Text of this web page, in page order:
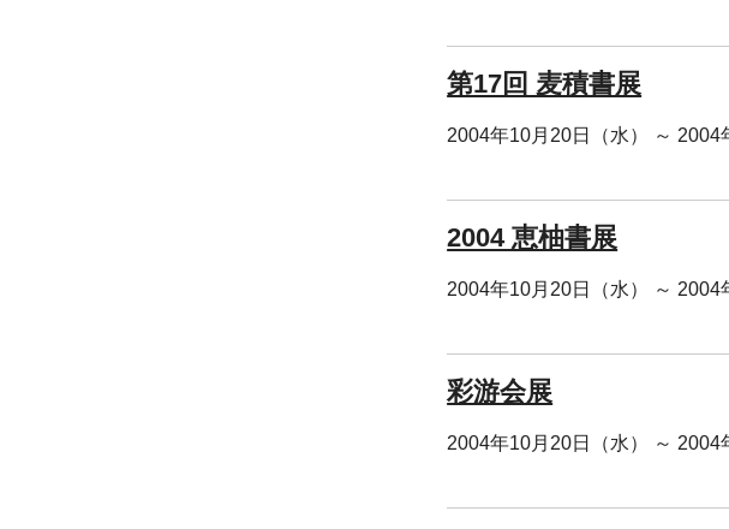
第17回 麦積書展
2004年10月20日（水） ～ 2004
2004 恵柚書展
2004年10月20日（水） ～ 2004
彩游会展
2004年10月20日（水） ～ 2004